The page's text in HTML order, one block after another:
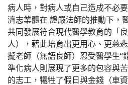
病人時，對病人或自己造成不必
濟志業體在 證嚴法師的推動下，
共同發展符合現代醫學教育的「
人），藉此培育出更用心、更慈
擬老師（無語良師）忍受醫學生“
準化病人則展現了更多的包容與
的志工，犧牲了假日與金錢（車